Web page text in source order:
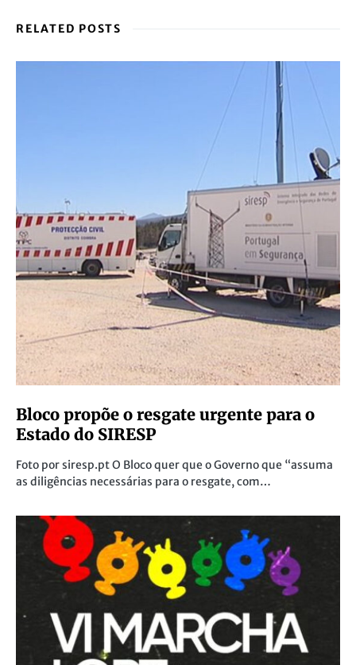
RELATED POSTS
Bloco propõe o resgate urgente para o
Estado do SIRESP
Foto por siresp.pt O Bloco quer que o Governo que “assuma
as diligências necessárias para o resgate, com…